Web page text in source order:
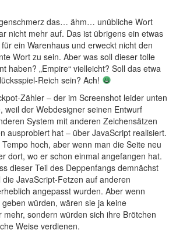
das… ähm… unübliche Wort
nicht mehr auf. Das ist übrigens ein etwas
ein Warenhaus und erweckt nicht den
Wort zu sein. Aber was soll dieser tolle
haben? „Empire“ vielleicht? Soll das etwa
Reich sein? Ach!
Zähler – der im Screenshot leider unten
weil der Webdesigner seinen Entwurf
System mit anderen Zeichensätzen
ausprobiert hat – über JavaScript realisiert.
hoch, aber wenn man die Seite neu
dort, wo er schon einmal angefangen hat.
dieser Teil des Deppenfangs demnächst
JavaScript-Fetzen auf anderen
angepasst wurden. Aber wenn
würden, wären sie ja keine
mehr, sondern würden sich ihre Brötchen
Weise verdienen.